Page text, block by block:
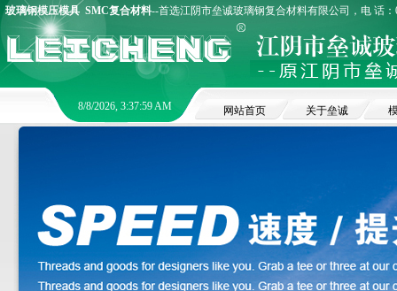
玻璃钢模压模具 SMC复合材料--首选江阴市垒诚玻璃钢复合材料有限公司，电 话
8/8/2026, 3:37:59 AM 网站首页 关于垒诚